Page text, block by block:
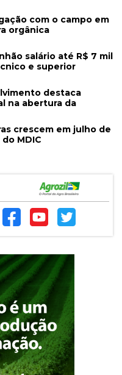
com o campo em
orgânica
salário até R$ 7 mil
e superior
destaca
na abertura da
crescem em julho de
MDIC